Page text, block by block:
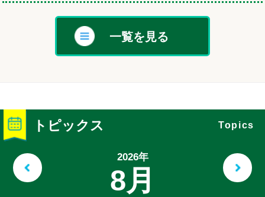
一覧を見る
トピックス Topics
2026年
8月